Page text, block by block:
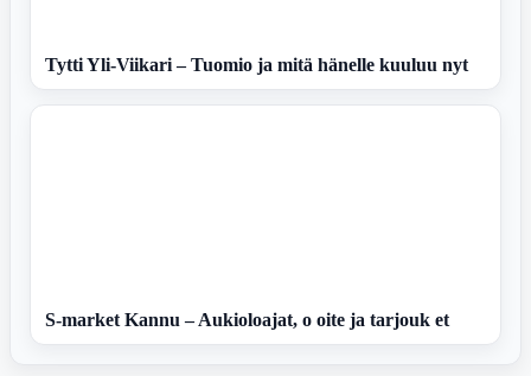
Tytti Yli-Viikari – Tuomio ja mitä hänelle kuuluu nyt
S-market Kannu – Aukioloajat, o oite ja tarjouk et